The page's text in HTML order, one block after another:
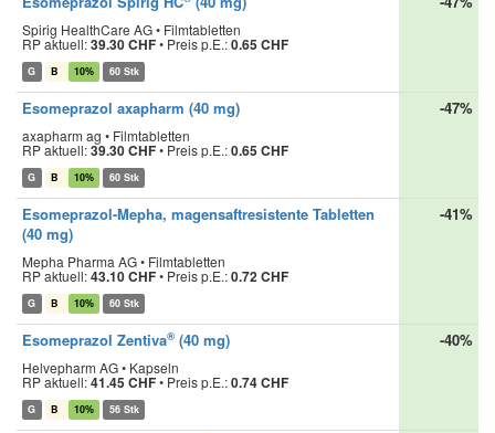
Spirig HealthCare AG • Filmtabletten
RP aktuell:39.30 CHF• Preis p.E.:0.65 CHF
G B 10% 60 Stk
Esomeprazol axapharm (40 mg)
axapharm ag • Filmtabletten
RP aktuell:39.30 CHF• Preis p.E.:0.65 CHF
G B 10% 60 Stk
-47%
Esomeprazol-Mepha, magensaftresistente Tabletten
(40 mg)
Mepha Pharma AG • Filmtabletten
RP aktuell:43.10 CHF• Preis p.E.:0.72 CHF
G B 10% 60 Stk
-41%
Esomeprazol Zentiva® (40 mg)
Helvepharm AG • Kapseln
RP aktuell:41.45 CHF• Preis p.E.:0.74 CHF
G B 10% 56 Stk
-40%